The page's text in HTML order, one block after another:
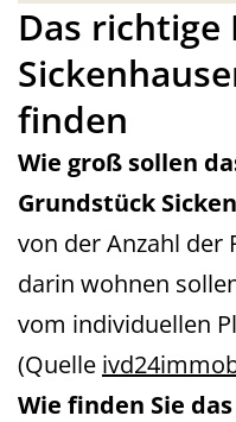
Das richtige
finden
Wie groß sollen
Grundstück
von der Anzahl der
darin wohnen
vom individuellen
(Quelle
Wie finden Sie